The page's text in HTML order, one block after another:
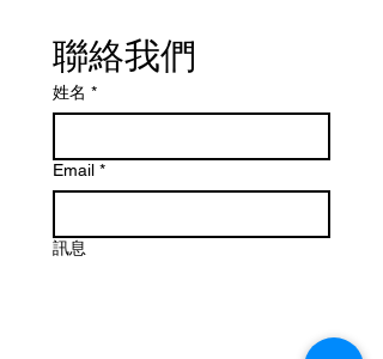
聯絡我們
姓名 *
Email *
訊息